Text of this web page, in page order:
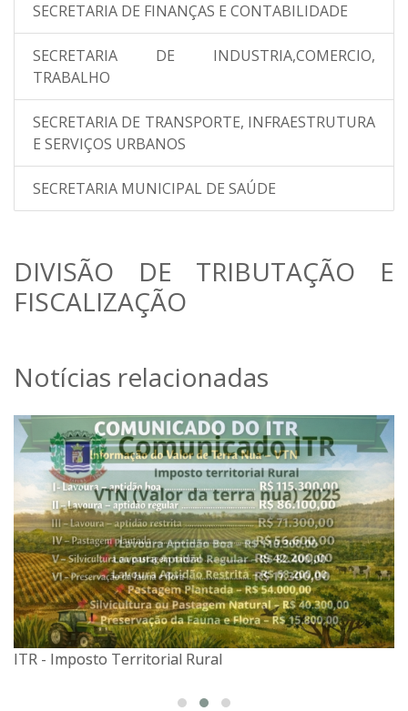
SECRETARIA DE FINANÇAS E CONTABILIDADE
SECRETARIA DE INDUSTRIA,COMERCIO,
TRABALHO
SECRETARIA DE TRANSPORTE, INFRAESTRUTURA
E SERVIÇOS URBANOS
SECRETARIA MUNICIPAL DE SAÚDE
DIVISÃO DE TRIBUTAÇÃO E
FISCALIZAÇÃO
Notícias relacionadas
ITR - Imposto Territorial Rural